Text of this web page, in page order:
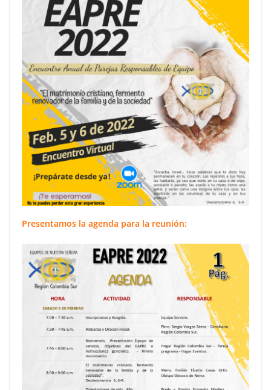
Presentamos la agenda para la reunión: